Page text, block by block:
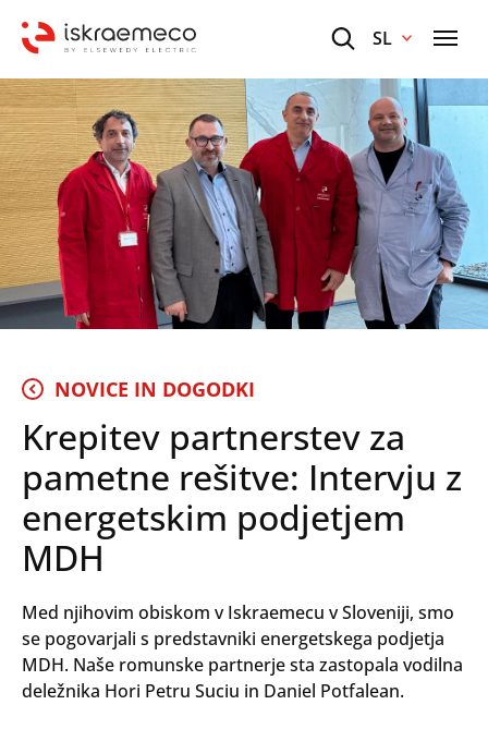
SL
NOVICE IN DOGODKI
Krepitev partnerstev za
pametne rešitve: Intervju z
energetskim podjetjem
MDH
Med njihovim obiskom v Iskraemecu v Sloveniji, smo
se pogovarjali s predstavniki energetskega podjetja
MDH. Naše romunske partnerje sta zastopala vodilna
deležnika Hori Petru Suciu in Daniel Potfalean.